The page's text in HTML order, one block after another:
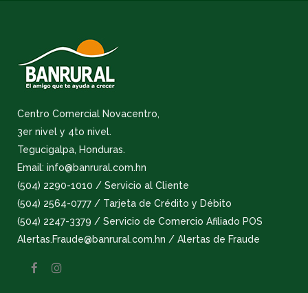
Centro Comercial Novacentro,
3er nivel y 4to nivel.
Tegucigalpa, Honduras.
Email: info@banrural.com.hn
(504) 2290-1010 / Servicio al Cliente
(504) 2564-0777 / Tarjeta de Crédito y Débito
(504) 2247-3379 / Servicio de Comercio Afiliado POS
Alertas.Fraude@banrural.com.hn / Alertas de Fraude